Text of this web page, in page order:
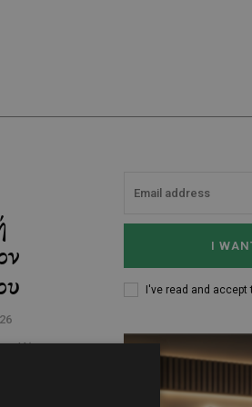
Κύπρο,
I
I've read and accept